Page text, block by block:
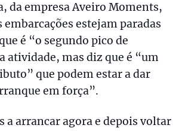
da empresa Aveiro Moments,
embarcações estejam paradas
é “o segundo pico de
atividade, mas diz que é “um
que podem estar a dar
em força”.
a arrancar agora e depois voltar